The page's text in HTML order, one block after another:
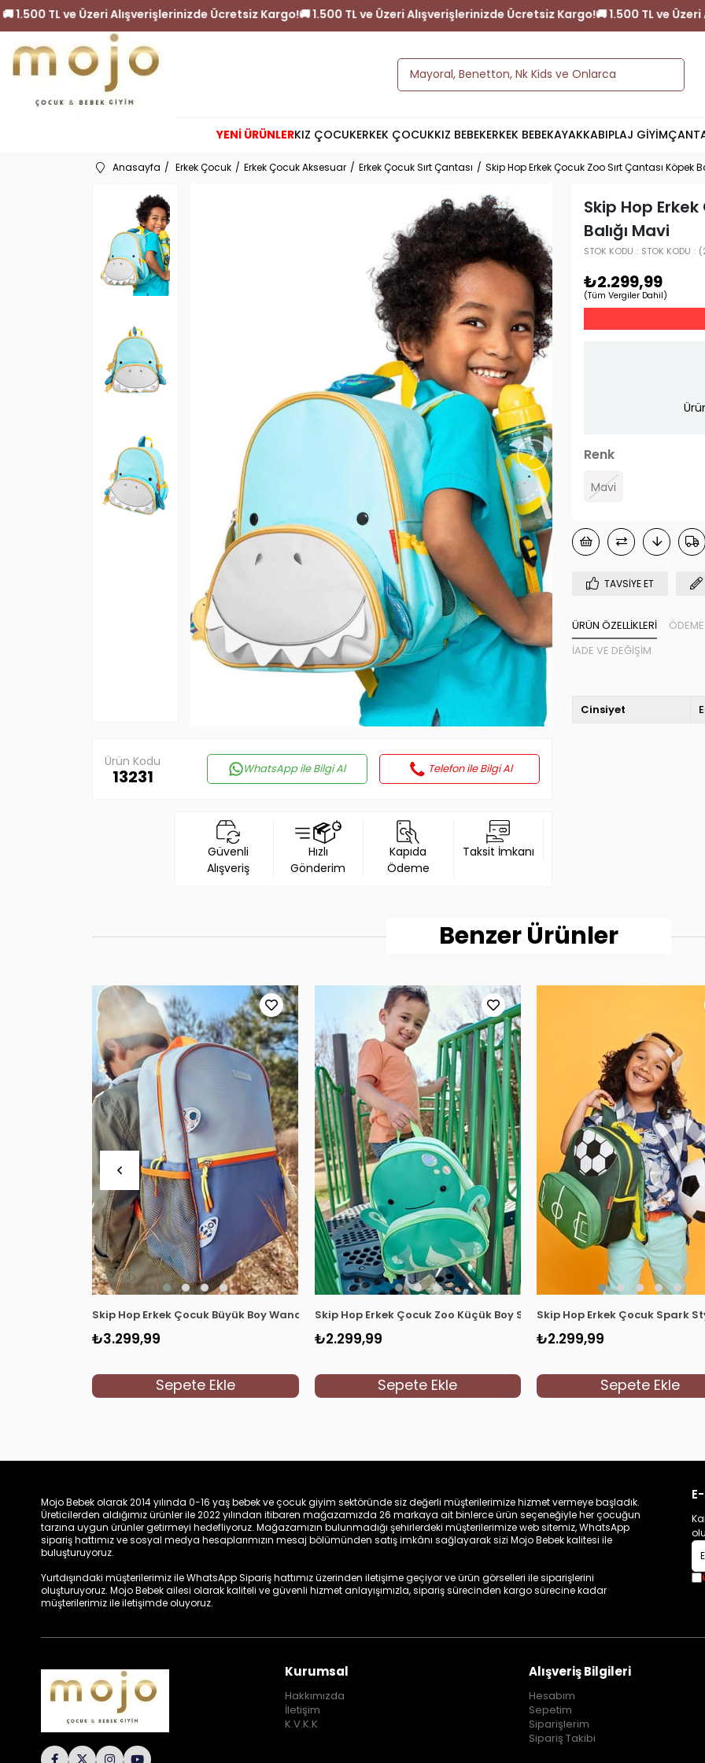
Kargo! 🚚 1.500 TL ve Üzeri Alışverişlerinizde Ücretsiz Kargo!🚚 1.500 TL ve Üzeri Alışverişlerinizde Ücretsiz Kargo!🚚
YENİ ÜRÜNLERKIZ ÇOCUKERKEK ÇOCUKKIZ BEBEKERKEK BEBEKAYAKKABIPLAJ GİYİM
Anasayfa Erkek Çocuk Erkek Çocuk Aksesuar Erkek Çocuk Sırt Çantası Skip Hop Erkek Çocuk Zoo Sırt Çantası Köpek
›
Ürün Kodu
13231 WhatsApp ile Bilgi Al Telefon ile Bilgi Al
Güvenli
Alışveriş
Hızlı
Gönderim
Kapıda
Ödeme
Taksit İmkanı
Skip Hop
Balığı Mavi
STOK KODU STOK KODU
₺2.299,99
(Tüm Vergiler Dahil)
Renk
Mavi
TAVSIYE ET
ÜRÜN ÖZELLIKLERI
İADE VE DEĞIŞIM
Cinsiyet
Benzer Ürünler
Skip Hop Erkek Çocuk Büyük Boy Wander Sırt Çantası Uzay Mavi
₺3.299,99
Sepete Ekle
Skip Hop Erkek Çocuk Zoo Küçük Boy Sırt Çantası Ahtapot Yeşil
₺2.299,99
Sepete Ekle
Skip Hop Erkek Çocuk Spark
₺2.299,99
Sepete Ekle
Mojo Bebek olarak 2014 yılında 0-16 yaş bebek ve çocuk giyim sektöründe siz değerli müşterilerimize hizmet vermeye başladık.
Üreticilerden aldığımız ürünler ile 2022 yılından itibaren mağazamızda 26 markaya ait binlerce ürün seçeneğiyle her çocuğun
tarzına uygun ürünler getirmeyi hedefliyoruz. Mağazamızın bulunmadığı şehirlerdeki müşterilerimize web sitemiz, WhatsApp
sipariş hattımız ve sosyal medya hesaplarımızın mesaj bölümünden satış imkânı sağlayarak sizi Mojo Bebek kalitesi ile
buluşturuyoruz.
Yurtdışındaki müşterilerimiz ile WhatsApp Sipariş hattımız üzerinden iletişime geçiyor ve ürün görselleri ile siparişlerini
oluşturuyoruz. Mojo Bebek ailesi olarak kaliteli ve güvenli hizmet anlayışımızla, sipariş sürecinden kargo sürecine kadar
müşterilerimiz ile iletişimde oluyoruz.
Kurumsal
Hakkımızda
İletişim
K.V.K.K
Alışveriş Bilgileri
Hesabım
Sepetim
Siparişlerim
Sipariş Takibi